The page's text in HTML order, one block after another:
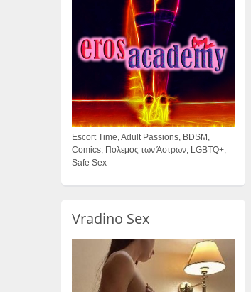
Escort Time, Adult Passions, BDSM,
Comics, Πόλεμος των Άστρων, LGBTQ+,
Safe Sex
Vradino Sex